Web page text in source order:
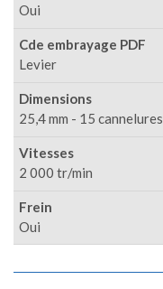
Oui
Cde embrayage PDF
Levier
Dimensions
25,4 mm - 15 cannelures
Vitesses
2 000 tr/min
Frein
Oui